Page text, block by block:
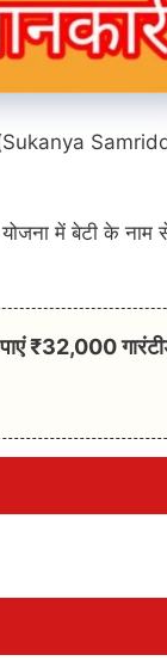
(Sukanya
में बेटी के नाम
₹32,000